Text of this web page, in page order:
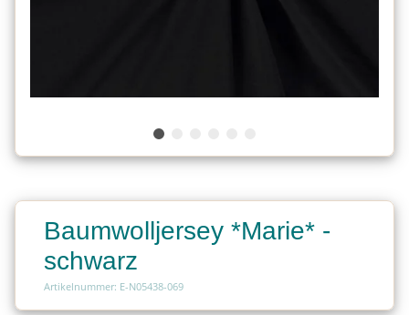
Baumwolljersey *Marie* -
schwarz
Artikelnummer: E-N05438-069